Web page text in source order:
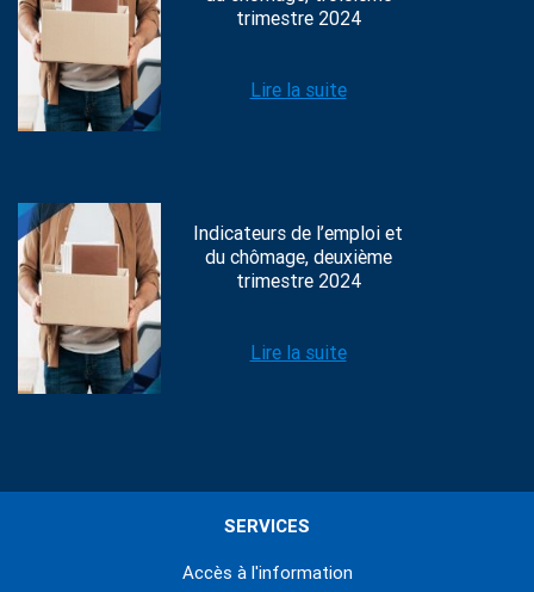
trimestre 2024
Lire la suite
Indicateurs de l’emploi et
du chômage, deuxième
trimestre 2024
Lire la suite
SERVICES
Accès à l'information